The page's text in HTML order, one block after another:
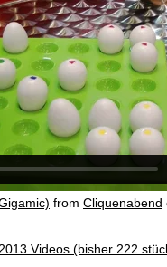
from Cliquenabend
Videos (bisher 222